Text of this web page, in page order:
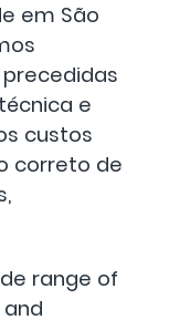
em São
e
custos
correto de
range of